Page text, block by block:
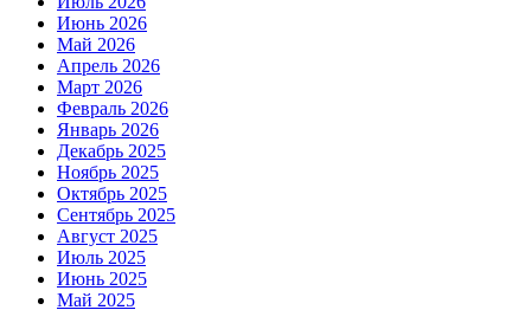
Июнь 2026
Май 2026
Апрель 2026
Март 2026
Февраль 2026
Январь 2026
Декабрь 2025
Ноябрь 2025
Октябрь 2025
Сентябрь 2025
Август 2025
Июль 2025
Июнь 2025
Май 2025